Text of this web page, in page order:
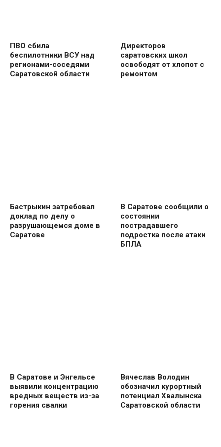
ПВО сбила
беспилотники ВСУ над
регионами-соседями
Саратовской области
Директоров
саратовских школ
освободят от хлопот с
ремонтом
Бастрыкин затребовал
доклад по делу о
разрушающемся доме в
Саратове
В Саратове сообщили о
состоянии
пострадавшего
подростка после атаки
БПЛА
В Саратове и Энгельсе
выявили концентрацию
вредных веществ из-за
горения свалки
Вячеслав Володин
обозначил курортный
потенциал Хвалынска
Саратовской области